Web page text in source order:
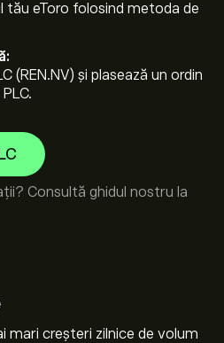
mari creșteri zilnice de volum
tău eToro folosind metoda de
(REN.NV) și plasează un ordin
Consultă ghidul nostru la